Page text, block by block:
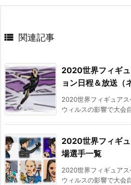
 関連記事
2020世界フィギ
ョン日程＆放送（
2020世界フィギュア
ウィルスの影響で大会
2020世界フィギ
場選手一覧
2020世界フィギュア
ウィルスの影響で大会